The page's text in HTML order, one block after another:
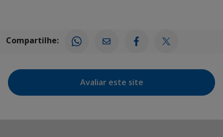
Compartilhe:
Avaliar este site